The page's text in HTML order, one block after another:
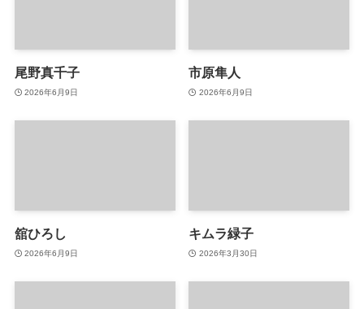
尾野真千子
2026年6月9日
市原隼人
2026年6月9日
舘ひろし
2026年6月9日
キムラ緑子
2026年3月30日